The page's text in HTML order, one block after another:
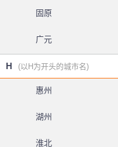
固原
广元
H (以H为开头的城市名)
惠州
湖州
淮北